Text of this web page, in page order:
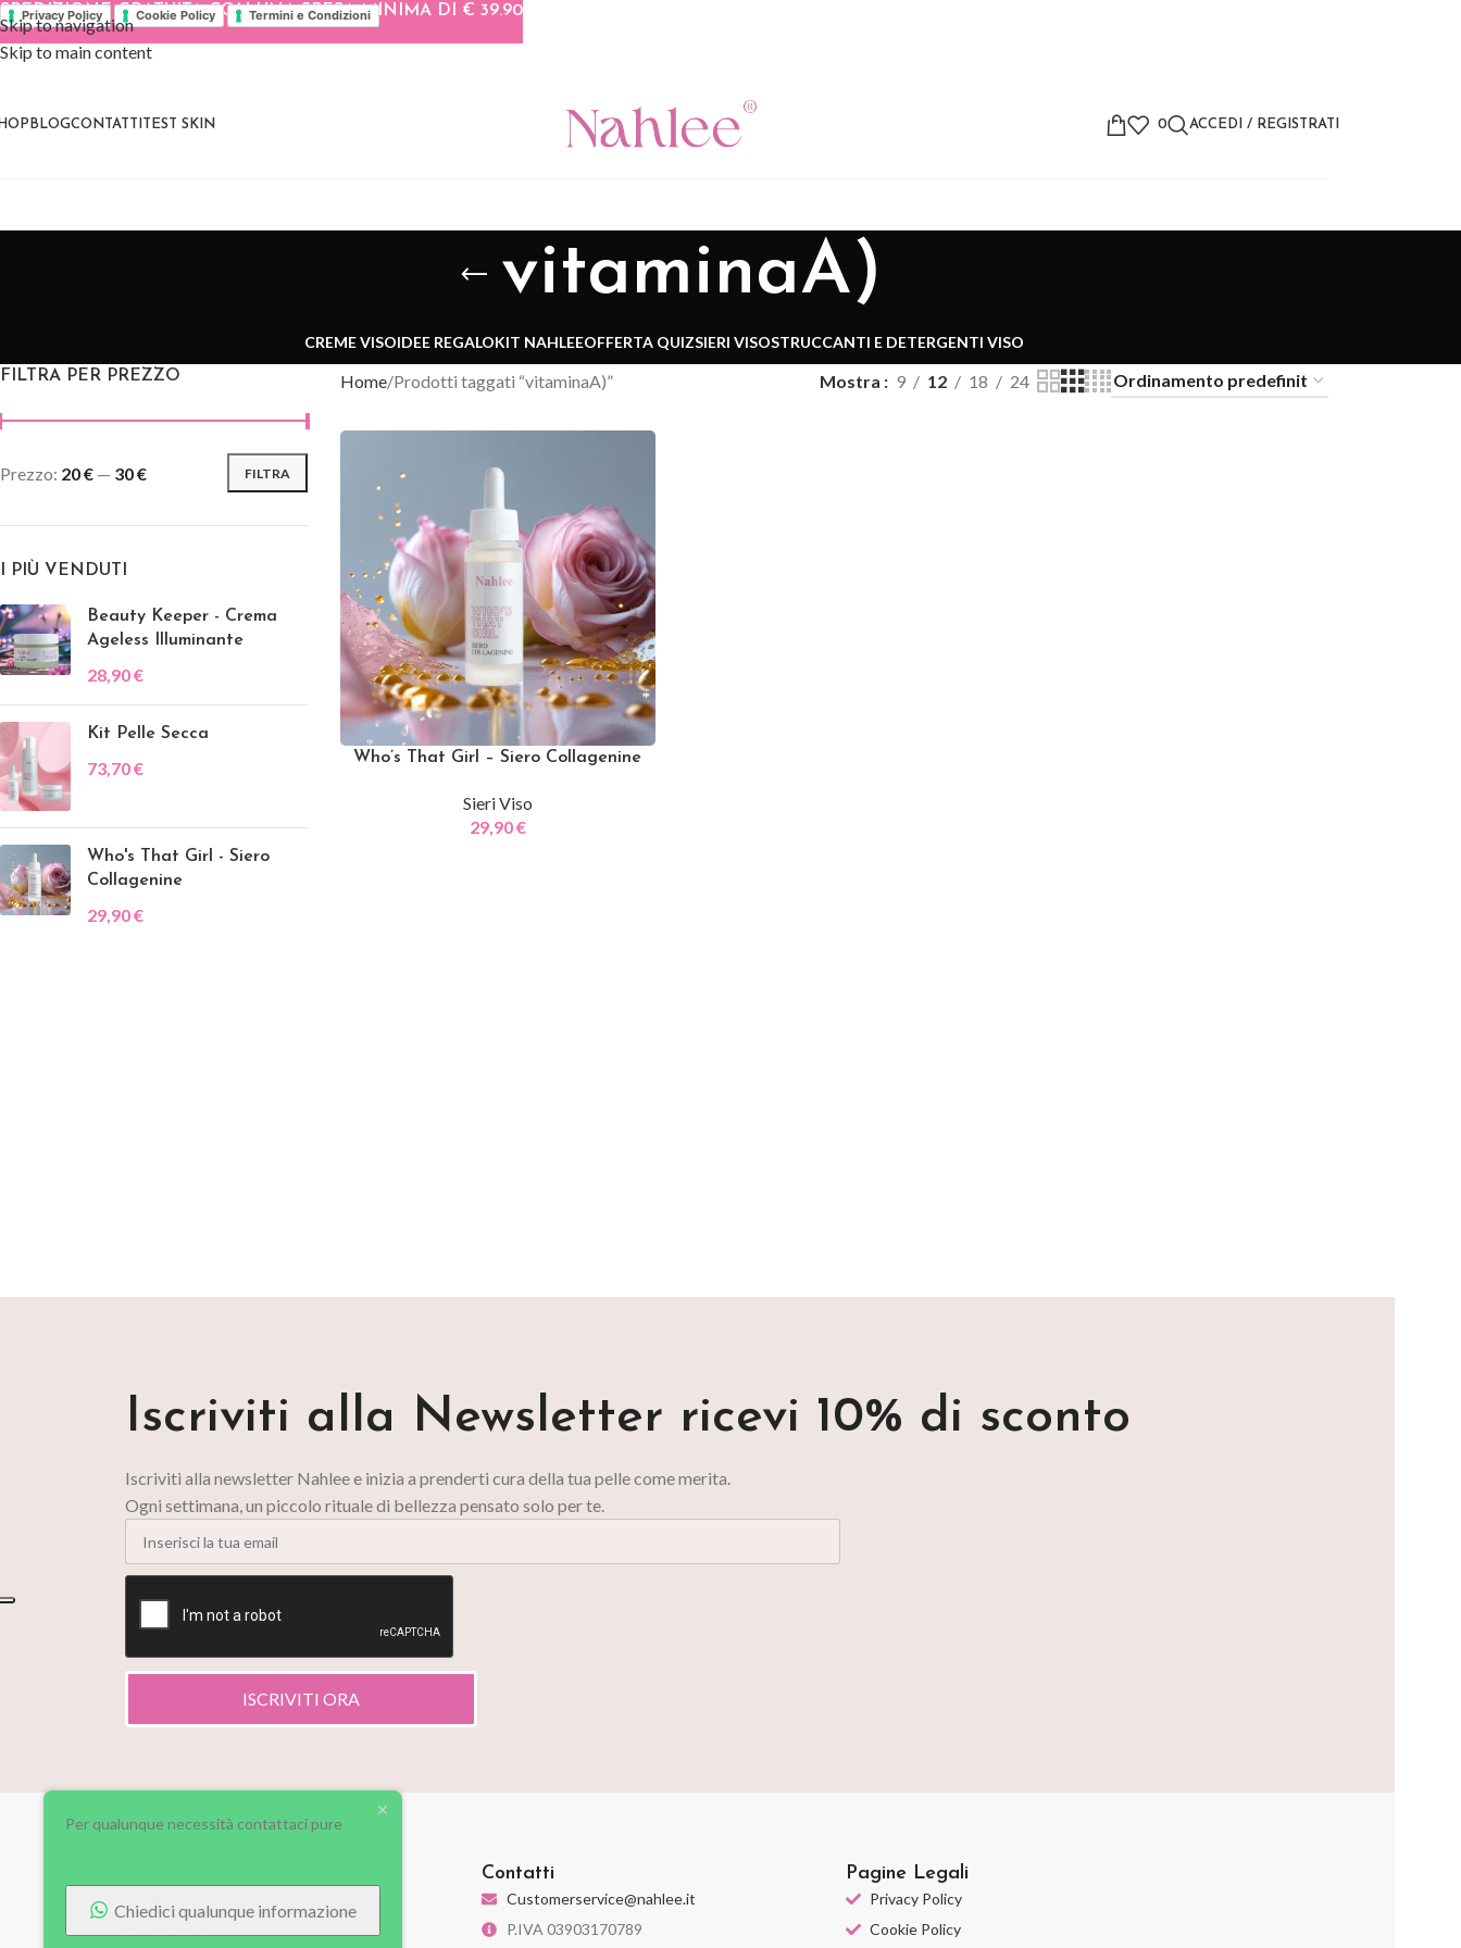
Privacy Policy Cookie Policy Termini e Condizioni
Skip to navigation
Skip to main content
BLOGCONTATTI TEST SKIN 0 ACCEDI / REGISTRATI
vitaminaA)
CREME VISOIDEE REGALOKIT NAHLEEOFFERTA QUIZSIERI VISOSTRUCCANTI E DETERGENTI VISO
FILTRA PER PREZZO
FILTRA
Prezzo: 20 € — 30 €
I PIÙ VENDUTI
Beauty Keeper - Crema
Ageless Illuminante
28,90€
Kit Pelle Secca
73,70€
Who's That Girl - Siero
Collagenine
29,90€
Home Prodotti taggati “vitaminaA)” Mostra 9 12 18 24
Who’s That Girl – Siero Collagenine
Sieri Viso
29,90€
Iscriviti alla Newsletter ricevi 10% di sconto
Iscriviti alla newsletter Nahlee e inizia a prenderti cura della tua pelle come merita.
Ogni settimana, un piccolo rituale di bellezza pensato solo per te.
ISCRIVITI ORA
Contatti
Customerservice@nahlee.it
P.IVA 03903170789
Pagine Legali
Privacy Policy
Cookie Policy
SPEDIZIONE GRATUITA CON UNA SPESA MINIMA DI € 39.90
Per qualunque necessità contattaci pure
Chiedici qualunque informazione